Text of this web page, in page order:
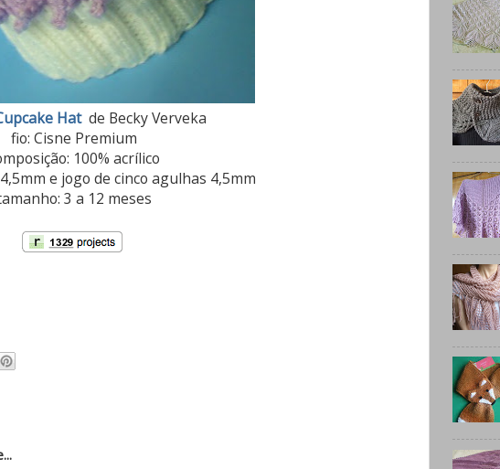
Hat de Becky Verveka
fio: Cisne Premium
100% acrílico
e jogo de cinco agulhas 4,5mm
3 a 12 meses